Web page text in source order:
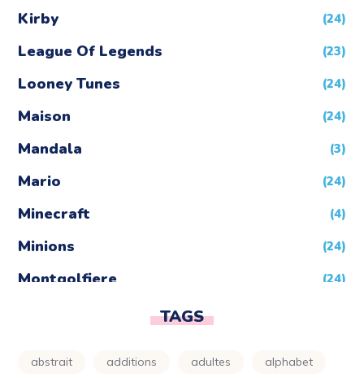
Kirby (24)
League Of Legends (23)
Looney Tunes (24)
Maison (24)
Mandala (3)
Mario (24)
Minecraft (4)
Minions (24)
Montgolfiere (24)
TAGS
abstrait additions adultes alphabet